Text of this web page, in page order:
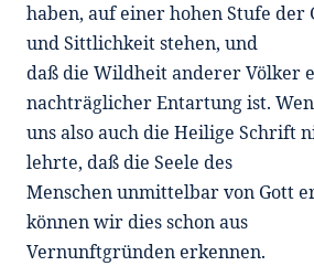
haben, auf einer hohen Stufe der
und Sittlichkeit stehen, und
daß die Wildheit anderer Völker
nachträglicher Entartung ist.
uns also auch die Heilige Schrift
lehrte, daß die Seele des
Menschen unmittelbar von Gott
können wir dies schon aus
Vernunftgründen erkennen.